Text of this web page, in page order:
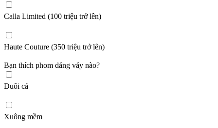
Calla Limited (100 triệu trở lên)
Haute Couture (350 triệu trở lên)
Bạn thích phom dáng váy nào?
Đuôi cá
Xuông mềm